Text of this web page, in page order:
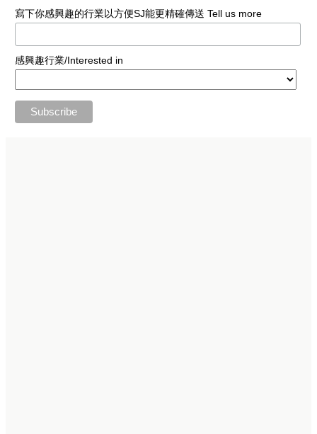
寫下你感興趣的行業以方便SJ能更精確傳送 Tell us more
感興趣行業/Interested in